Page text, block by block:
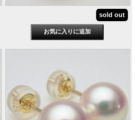
sold out